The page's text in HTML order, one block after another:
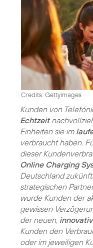
Credits: Gettyimages
Kunden von
Echtzeit
Einheiten sie im
verbraucht haben.
dieser
Online Charging
Deutschland
strategischen
wurde Kunden der
gewissen
der neuen,
Kunden den
oder im jeweiligen